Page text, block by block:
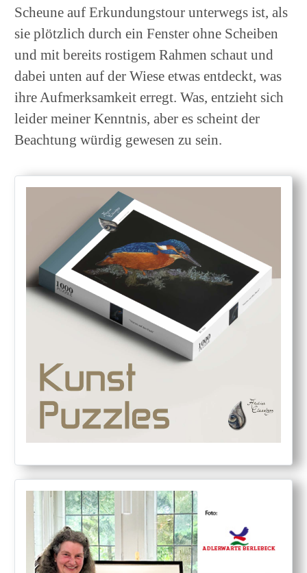
Scheune auf Erkundungstour unterwegs ist, als
sie plötzlich durch ein Fenster ohne Scheiben
und mit bereits rostigem Rahmen schaut und
dabei unten auf der Wiese etwas entdeckt, was
ihre Aufmerksamkeit erregt. Was, entzieht sich
leider meiner Kenntnis, aber es scheint der
Beachtung würdig gewesen zu sein.